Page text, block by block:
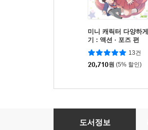
미니 캐릭터 다양하
기 : 액션 · 포즈 편
13건
20,710원 (5% 할인)
미니 캐릭터 다양하게 그
도서정보